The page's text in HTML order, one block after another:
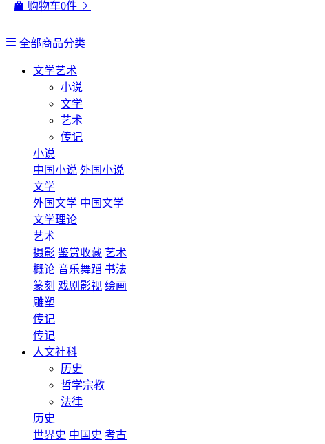
购物车0件
全部商品分类
文学艺术
小说
文学
艺术
传记
小说
中国小说 外国小说
文学
外国文学 中国文学
文学理论
艺术
摄影 鉴赏收藏 艺术
概论 音乐舞蹈 书法
篆刻 戏剧影视 绘画
雕塑
传记
传记
人文社科
历史
哲学宗教
法律
历史
世界史 中国史 考古